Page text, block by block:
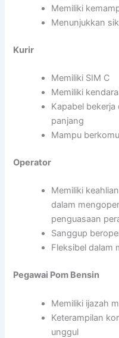
Memiliki
Menunjukkan
Kurir
Memiliki SIM C
Memiliki
Kapabel
panjang
Mampu
Operator
Memiliki
dalam
penguasaan
Sanggup
Fleksibel dalam
Pegawai Pom Bensin
Memiliki ijazah
Keterampilan
unggul